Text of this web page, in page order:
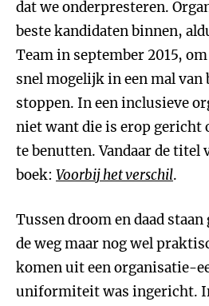
dat we onderpresteren.
beste kandidaten binnen,
Team in september 2015,
snel mogelijk in een mal van
stoppen. In een inclusieve
niet want die is erop gericht
te benutten. Vandaar de titel
boek: Voorbij het verschil.
Tussen droom en daad
de weg maar nog wel
komen uit een organisatie-
uniformiteit was ingericht.